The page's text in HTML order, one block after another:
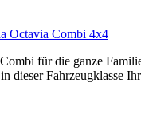
für die ganze
dieser Fahrzeugklasse